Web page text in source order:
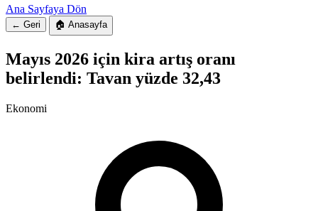
Ana Sayfaya Dön
← Geri 🏠 Anasayfa
Mayıs 2026 için kira artış oranı
belirlendi: Tavan yüzde 32,43
Ekonomi